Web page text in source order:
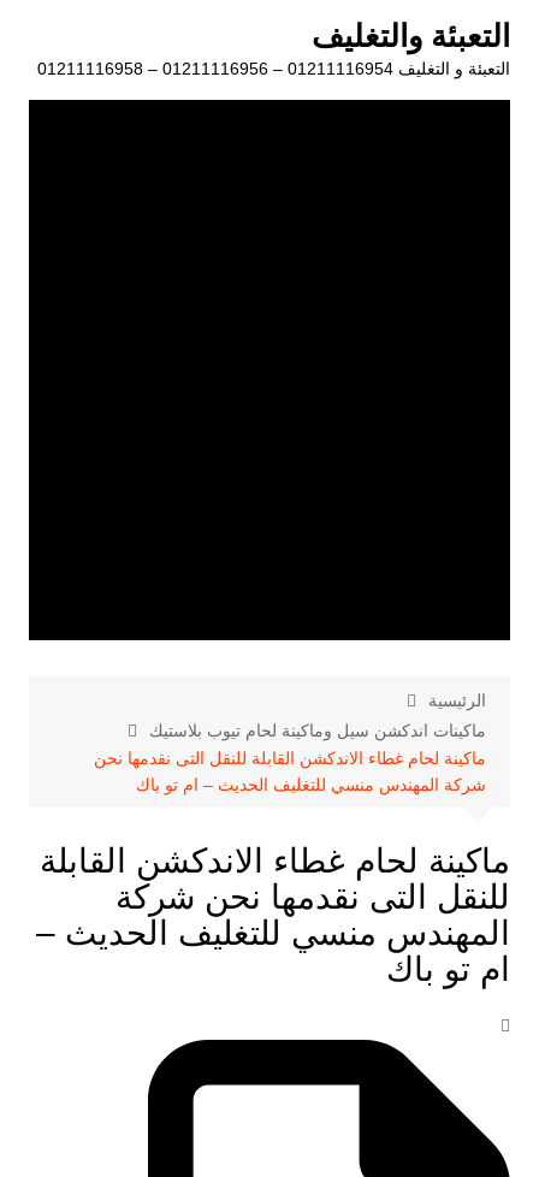
المحتوى
التعبئة والتغليف
التعبئة و التغليف 01211116954 – 01211116956 – 01211116958
الرئيسية
ماكينات اندكشن سيل وماكينة لحام تيوب بلاستيك
ماكينة لحام غطاء الاندكشن القابلة للنقل التى نقدمها نحن
شركة المهندس منسي للتغليف الحديث – ام تو باك
ماكينة لحام غطاء الاندكشن القابلة
للنقل التى نقدمها نحن شركة
المهندس منسي للتغليف الحديث –
ام تو باك